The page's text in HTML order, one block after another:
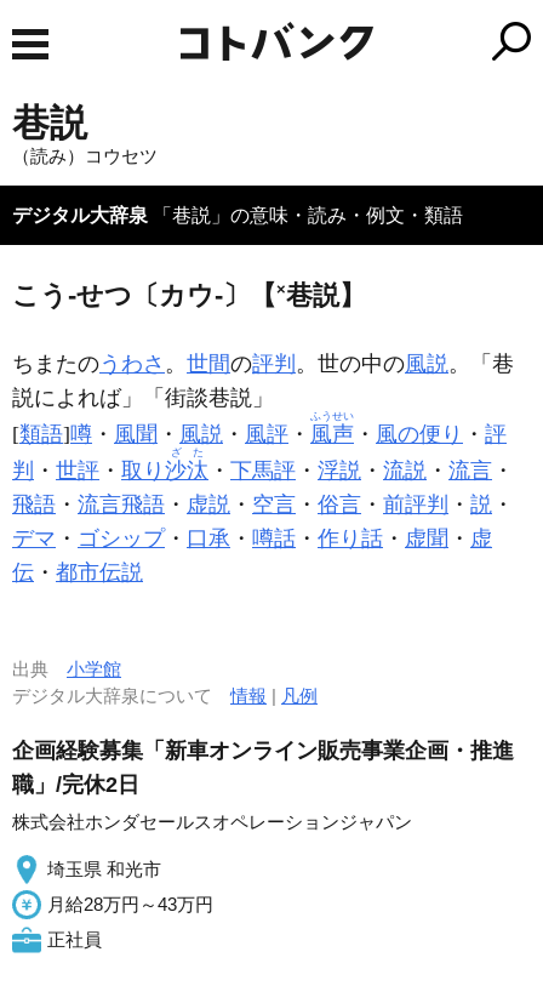
巷説
（読み）コウセツ
デジタル大辞泉 「巷説」の意味・読み・例文・類語
こう‐せつ〔カウ‐〕【 ×巷説】
ちまたのうわさ 。 世間の評判 。世の中の風説。「 巷
説によれば」「街談巷説 」
[類語]噂 ・ 風聞 ・ 風説 ・ 風評 ・ 風声
ふうせい
・ 風の便り ・ 評
判 ・ 世評 ・ 取り 沙汰
ざた
・ 下馬評 ・ 浮説 ・ 流説 ・ 流言 ・
飛語 ・ 流言飛語 ・ 虚説 ・ 空言 ・ 俗言 ・ 前評判 ・ 説 ・
デマ ・ ゴシップ・ 口承 ・ 噂話 ・ 作り話 ・ 虚聞 ・ 虚
伝 ・ 都市伝説
出典 小学館
デジタル大辞泉について情報 | 凡例
企画経験募集「新車オンライン販売事業企画・推進
職」/完休2日
株式会社ホンダセールスオペレーションジャパン
埼玉県 和光市
月給28万円～43万円
正社員